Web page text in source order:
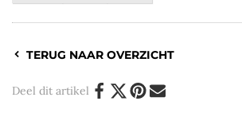
TERUG NAAR OVERZICHT
Deel dit artikel